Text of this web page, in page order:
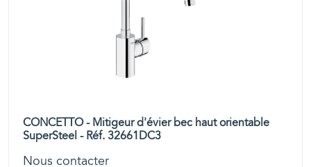
CONCETTO - Mitigeur d'évier bec haut orientable
SuperSteel - Réf. 32661DC3
Nous contacter